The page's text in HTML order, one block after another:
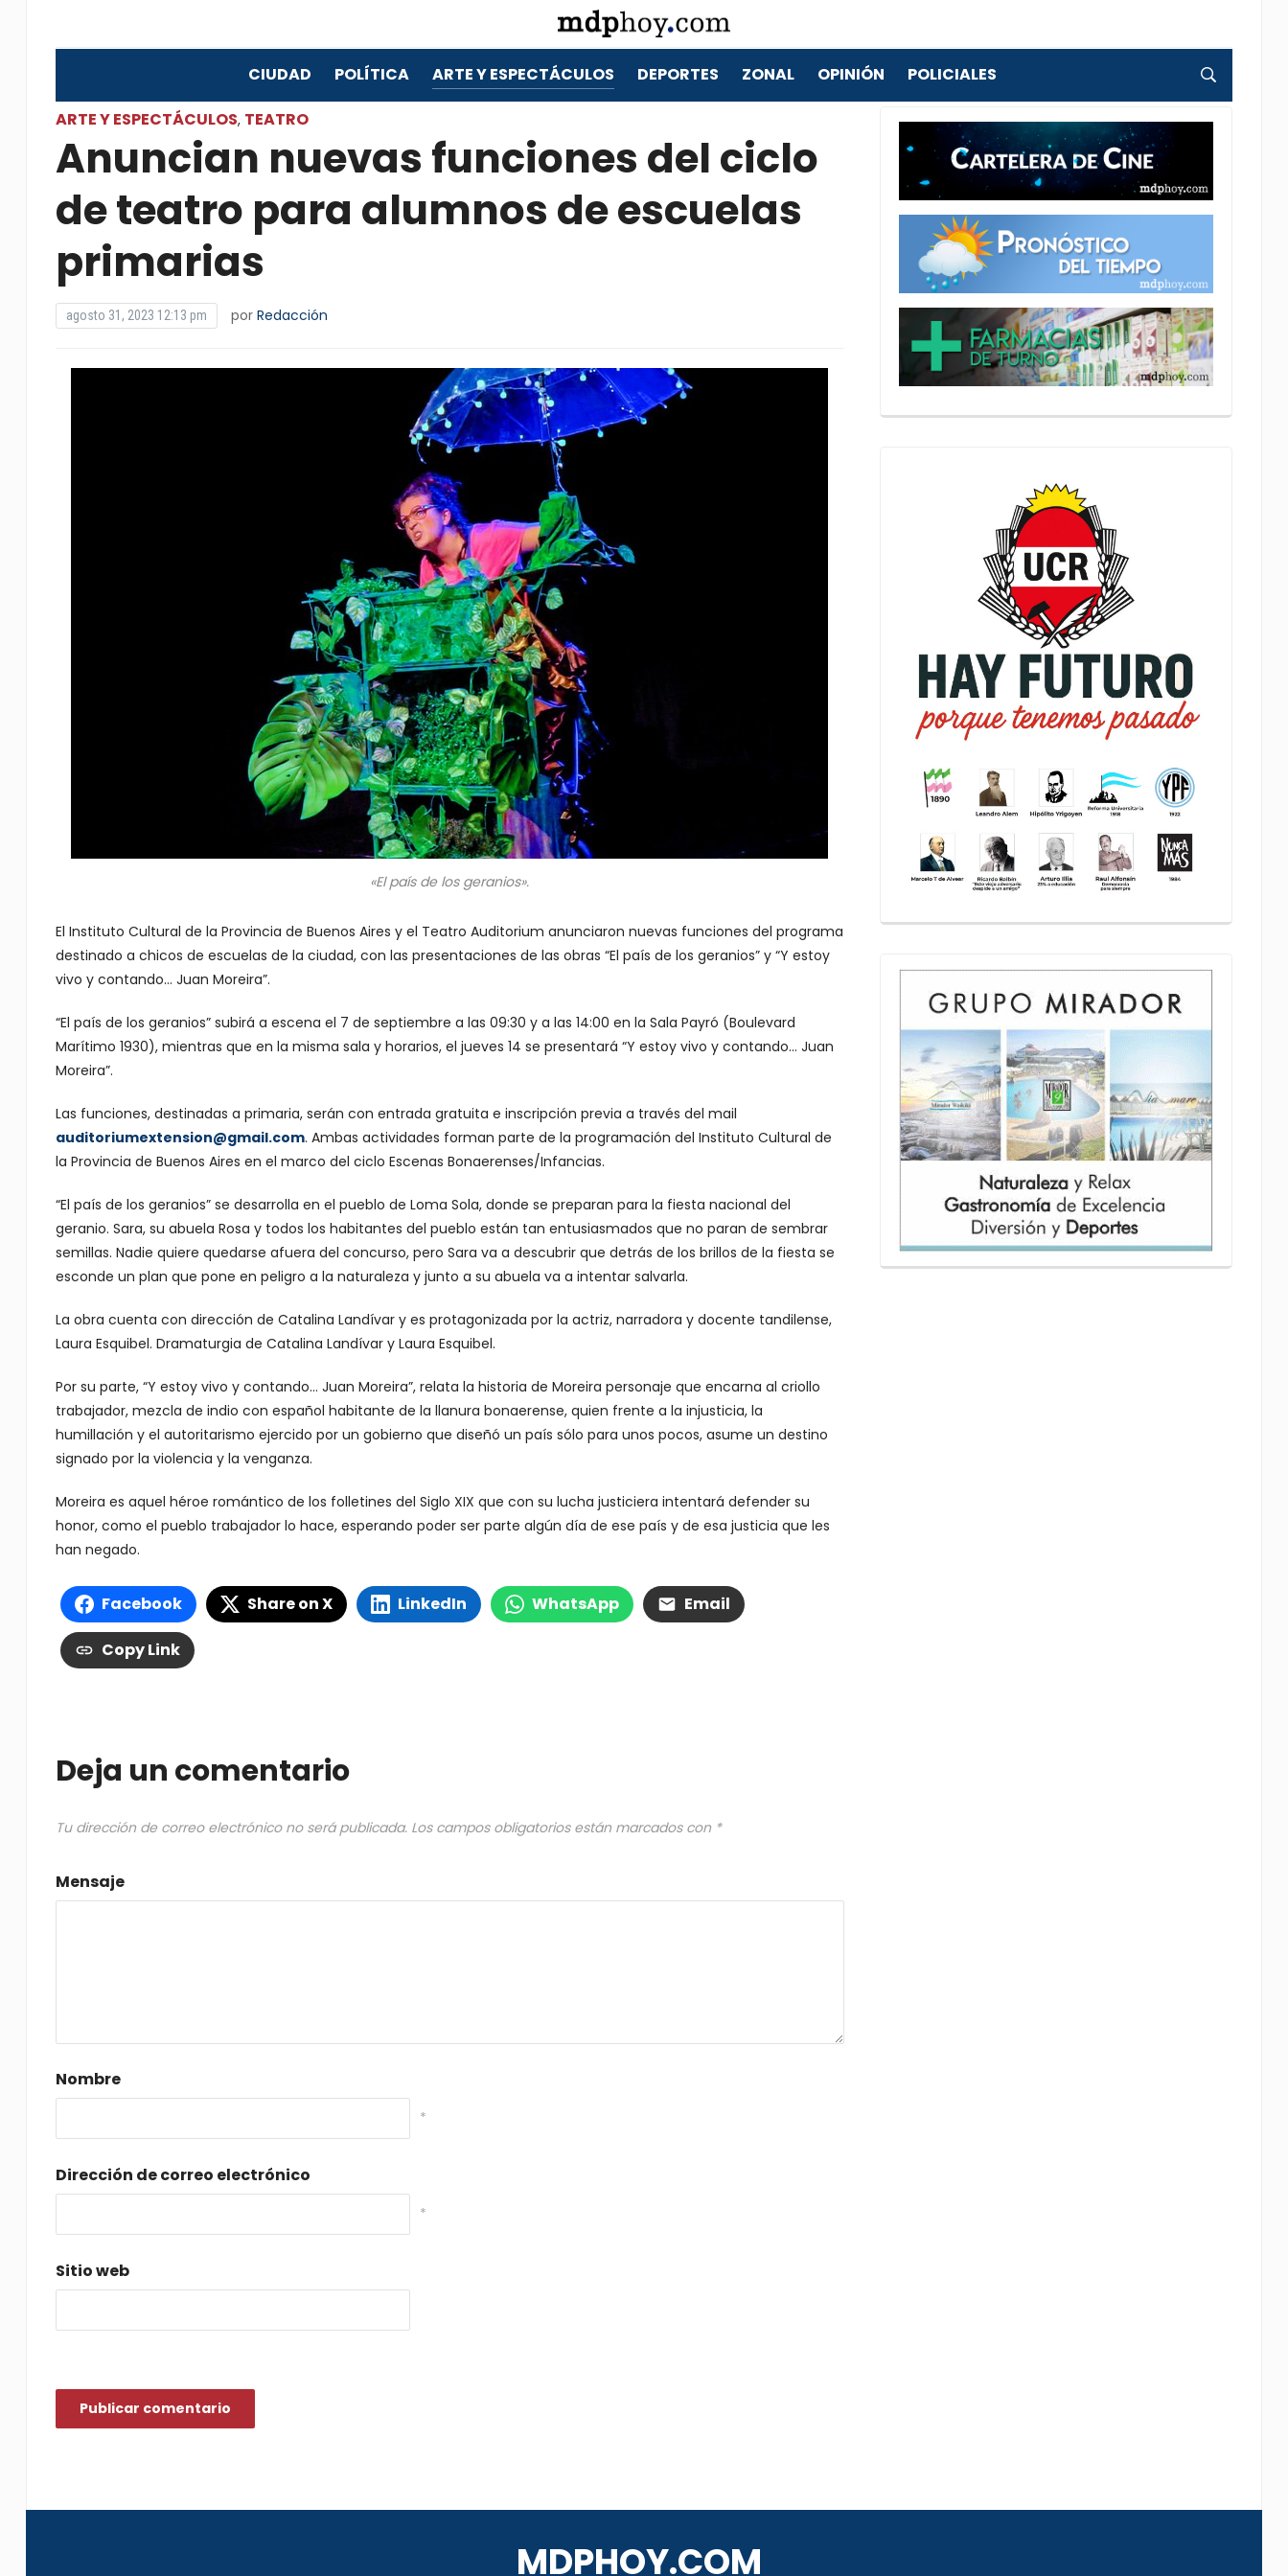
CIUDAD POLÍTICA ARTE Y ESPECTÁCULOS DEPORTES ZONAL OPINIÓN POLICIALES
ARTE Y ESPECTÁCULOS, TEATRO
Anuncian nuevas funciones del ciclo
de teatro para alumnos de escuelas
primarias
agosto 31, 2023 12:13 pm por Redacción
«El país de los geranios».
El Instituto Cultural de la Provincia de Buenos Aires y el Teatro Auditorium anunciaron nuevas funciones del programa
destinado a chicos de escuelas de la ciudad, con las presentaciones de las obras “El país de los geranios” y “Y estoy
vivo y contando… Juan Moreira”.
“El país de los geranios” subirá a escena el 7 de septiembre a las 09:30 y a las 14:00 en la Sala Payró (Boulevard
Marítimo 1930), mientras que en la misma sala y horarios, el jueves 14 se presentará “Y estoy vivo y contando… Juan
Moreira”.
Las funciones, destinadas a primaria, serán con entrada gratuita e inscripción previa a través del mail
auditoriumextension@gmail.com. Ambas actividades forman parte de la programación del Instituto Cultural de
la Provincia de Buenos Aires en el marco del ciclo Escenas Bonaerenses/Infancias.
“El país de los geranios” se desarrolla en el pueblo de Loma Sola, donde se preparan para la fiesta nacional del
geranio. Sara, su abuela Rosa y todos los habitantes del pueblo están tan entusiasmados que no paran de sembrar
semillas. Nadie quiere quedarse afuera del concurso, pero Sara va a descubrir que detrás de los brillos de la fiesta se
esconde un plan que pone en peligro a la naturaleza y junto a su abuela va a intentar salvarla.
La obra cuenta con dirección de Catalina Landívar y es protagonizada por la actriz, narradora y docente tandilense,
Laura Esquibel. Dramaturgia de Catalina Landívar y Laura Esquibel.
Por su parte, “Y estoy vivo y contando… Juan Moreira”, relata la historia de Moreira personaje que encarna al criollo
trabajador, mezcla de indio con español habitante de la llanura bonaerense, quien frente a la injusticia, la
humillación y el autoritarismo ejercido por un gobierno que diseñó un país sólo para unos pocos, asume un destino
signado por la violencia y la venganza.
Moreira es aquel héroe romántico de los folletines del Siglo XIX que con su lucha justiciera intentará defender su
honor, como el pueblo trabajador lo hace, esperando poder ser parte algún día de ese país y de esa justicia que les
han negado.
Facebook Share on X LinkedIn WhatsApp Email
Copy Link
Deja un comentario
Tu dirección de correo electrónico no será publicada. Los campos obligatorios están marcados con *
Mensaje
Nombre
*
Dirección de correo electrónico
*
Sitio web
MDPHOY.COM